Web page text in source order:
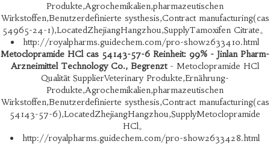
Produkte,Agrochemikalien,pharmazeutischen
Wirkstoffen,Benutzerdefinierte systhesis,Contract manufacturing(cas
54965-24-1),LocatedZhejiangHangzhou,SupplyTamoxifen Citrate。
http://royalpharms.guidechem.com/pro-show2633410.html
Metoclopramide HCl cas 54143-57-6 Reinheit: 99% - Jinlan Pharm-
Arzneimittel Technology Co., Begrenzt- Metoclopramide HCl
Qualität SupplierVeterinary Produkte,Ernährung-
Produkte,Agrochemikalien,pharmazeutischen
Wirkstoffen,Benutzerdefinierte systhesis,Contract manufacturing(cas
54143-57-6),LocatedZhejiangHangzhou,SupplyMetoclopramide
HCl。
http://royalpharms.guidechem.com/pro-show2633428.html